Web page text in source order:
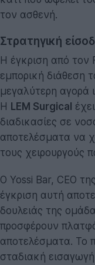
τον ασθενή.
Στρατηγική
Η έγκριση από τον
εμπορική διάθεση
μεγαλύτερη αγορά
Η LEM Surgical
διαδικασίες σε
αποτελέσματα να
τους χειρουργούς
Ο Yossi Bar, CEO της
έγκριση αυτή
δουλειάς της
προσφέρουν
αποτελέσματα. Το
σταδιακή